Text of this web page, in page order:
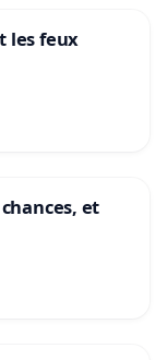
les feux
et